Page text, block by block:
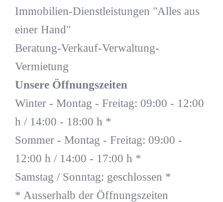
Immobilien-Dienstleistungen "Alles aus
einer Hand"
Beratung-Verkauf-Verwaltung-
Vermietung
Unsere Öffnungszeiten
Winter - Montag - Freitag: 09:00 - 12:00
h / 14:00 - 18:00 h *
Sommer - Montag - Freitag: 09:00 -
12:00 h / 14:00 - 17:00 h *
Samstag / Sonntag: geschlossen *
* Ausserhalb der Öffnungszeiten